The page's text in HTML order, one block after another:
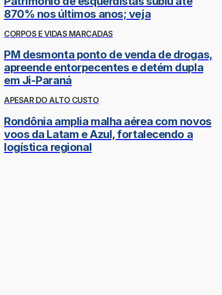
870% nos últimos anos; veja
CORPOS E VIDAS MARCADAS
PM desmonta ponto de venda de drogas,
apreende entorpecentes e detém dupla
em Ji-Paraná
APESAR DO ALTO CUSTO
Rondônia amplia malha aérea com novos
voos da Latam e Azul, fortalecendo a
logística regional